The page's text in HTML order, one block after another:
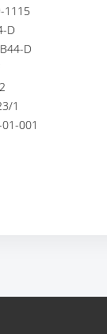
1115
D
D
1
001